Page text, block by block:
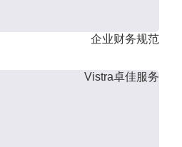
企业财务规范
Vistra卓佳服务